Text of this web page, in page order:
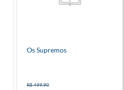
Os Supremos
R$ 499,90